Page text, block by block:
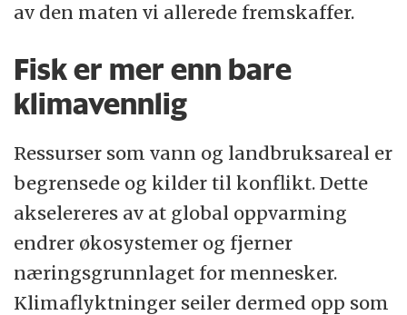
av den maten vi allerede fremskaffer.
Fisk er mer enn bare
klimavennlig
Ressurser som vann og landbruksareal er
begrensede og kilder til konflikt. Dette
akselereres av at global oppvarming
endrer økosystemer og fjerner
næringsgrunnlaget for mennesker.
Klimaflyktninger seiler dermed opp som